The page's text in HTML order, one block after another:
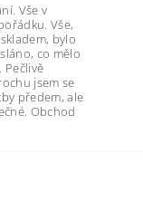
Vše v
Vše,
bylo
co mělo
Pečlivě
jsem se
předem, ale
Obchod